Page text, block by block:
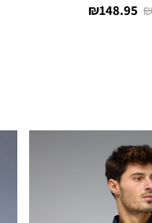
מחיר
148.95 ₪